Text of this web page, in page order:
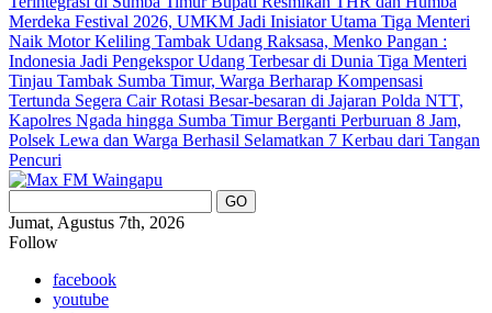
Merdeka Festival 2026, UMKM Jadi Inisiator Utama Tiga Menteri
Naik Motor Keliling Tambak Udang Raksasa, Menko Pangan :
Indonesia Jadi Pengekspor Udang Terbesar di Dunia Tiga Menteri
Tinjau Tambak Sumba Timur, Warga Berharap Kompensasi
Tertunda Segera CairRotasi Besar-besaran di Jajaran Polda NTT,
Kapolres Ngada hingga Sumba Timur Berganti Perburuan 8 Jam,
Polsek Lewa dan Warga Berhasil Selamatkan 7 Kerbau dari Tangan
Pencuri
Jumat, Agustus 7th, 2026
Follow
facebook
youtube